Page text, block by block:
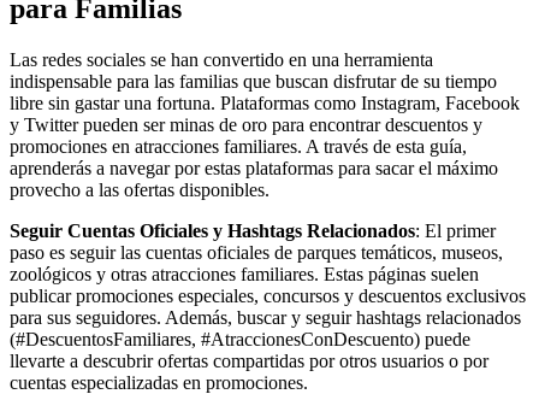
para Familias
Las redes sociales se han convertido en una herramienta
indispensable para las familias que buscan disfrutar de su tiempo
libre sin gastar una fortuna. Plataformas como Instagram, Facebook
y Twitter pueden ser minas de oro para encontrar descuentos y
promociones en atracciones familiares. A través de esta guía,
aprenderás a navegar por estas plataformas para sacar el máximo
provecho a las ofertas disponibles.
Seguir Cuentas Oficiales y Hashtags Relacionados: El primer
paso es seguir las cuentas oficiales de parques temáticos, museos,
zoológicos y otras atracciones familiares. Estas páginas suelen
publicar promociones especiales, concursos y descuentos exclusivos
para sus seguidores. Además, buscar y seguir hashtags relacionados
(#DescuentosFamiliares, #AtraccionesConDescuento) puede
llevarte a descubrir ofertas compartidas por otros usuarios o por
cuentas especializadas en promociones.